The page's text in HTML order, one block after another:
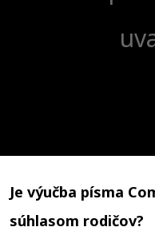
Je výučba písma
súhlasom rodičov?